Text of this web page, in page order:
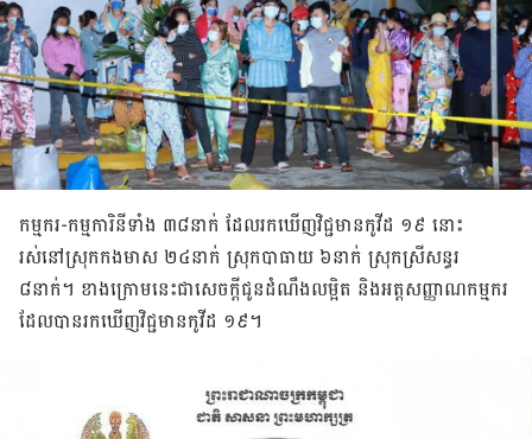
កម្មករ-កម្មការិនីទាំង ៣៨នាក់ ដែល​រក​ឃើញ​វិជ្ជមានកូវីដ ១៩ នោះ
រស់នៅ​ស្រុក​កងមាស ២៤នាក់ ស្រុកបាធាយ ៦នាក់ ស្រុកស្រីសន្ធរ
៨នាក់។ ខាងក្រោមនេះ​ជា​សេចក្តី​ជូន​ដំណឹង​លម្អិត និង​អត្ត​សញ្ញាណ​កម្មករ​
ដែល​បាន​រក​ឃើញ​វិជ្ជមានកូវីដ ១៩។